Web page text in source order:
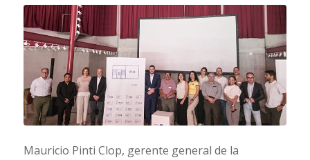
Mauricio Pinti Clop, gerente general de la